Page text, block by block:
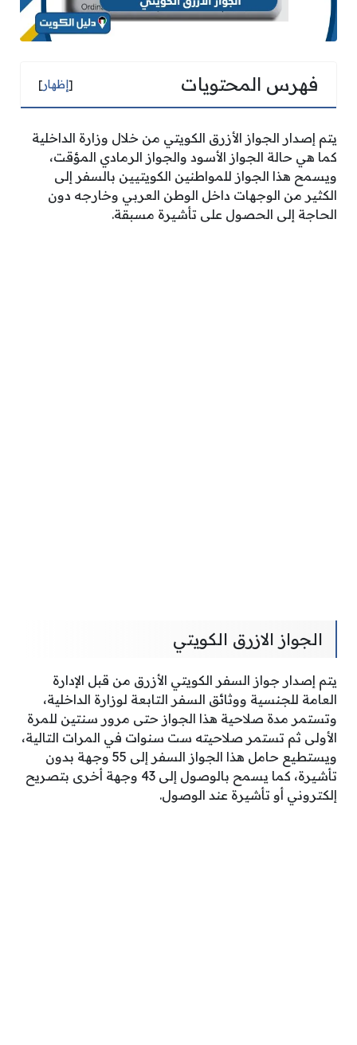
فهرس المحتويات [إظهار]
يتم إصدار الجواز الأزرق الكويتي من خلال وزارة الداخلية
كما هي حالة الجواز الأسود والجواز الرمادي المؤقت،
ويسمح هذا الجواز للمواطنين الكويتيين بالسفر إلى
الكثير من الوجهات داخل الوطن العربي وخارجه دون
الحاجة إلى الحصول على تأشيرة مسبقة.
الجواز الازرق الكويتي
يتم إصدار جواز السفر الكويتي الأزرق من قبل الإدارة
العامة للجنسية ووثائق السفر التابعة لوزارة الداخلية،
وتستمر مدة صلاحية هذا الجواز حتى مرور سنتين للمرة
الأولى ثم تستمر صلاحيته ست سنوات في المرات التالية،
ويستطيع حامل هذا الجواز السفر إلى 55 وجهة بدون
تأشيرة، كما يسمح بالوصول إلى 43 وجهة أخرى بتصريح
إلكتروني أو تأشيرة عند الوصول.